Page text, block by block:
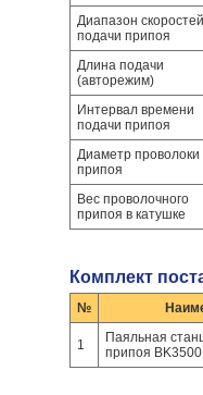
Диапазон скоростей
подачи припоя
Длина подачи
(авторежим)
Интервал времени
подачи припоя
Диаметр проволоки
припоя
Вес проволочного
припоя в катушке
Комплект
№
1
Паяльная
припоя BK3500